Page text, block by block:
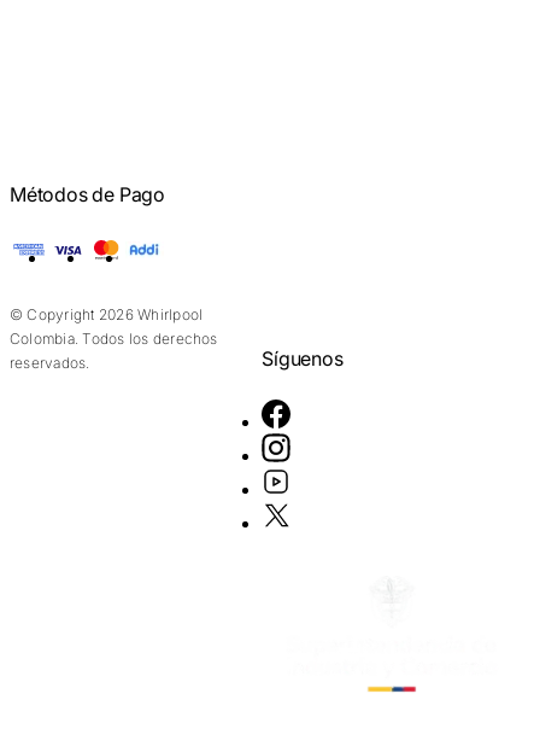
Métodos de Pago
American Express
Visa Mastercard
© Copyright 2026 Whirlpool
Colombia. Todos los derechos
reservados.
Síguenos